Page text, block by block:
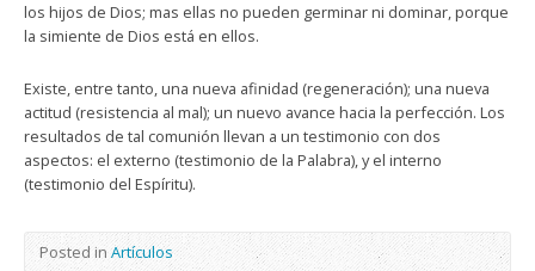
los hijos de Dios; mas ellas no pueden germinar ni dominar, porque
la simiente de Dios está en ellos.
Existe, entre tanto, una nueva afinidad (regeneración); una nueva
actitud (resistencia al mal); un nuevo avance hacia la perfección. Los
resultados de tal comunión llevan a un testimonio con dos
aspectos: el externo (testimonio de la Palabra), y el interno
(testimonio del Espíritu).
Posted in Artículos